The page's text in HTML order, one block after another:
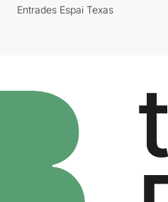
Entrades Espai Texas